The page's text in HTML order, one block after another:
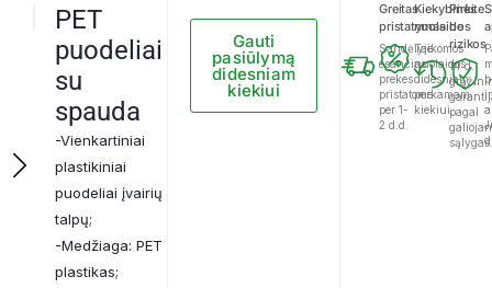
PET
puodeliai
su
spauda
-Vienkartiniai
plastikiniai
puodeliai įvairių
talpų;
-Medžiaga: PET
plastikas;
Gauti
pasiūlymą
didesniam
kiekiui
Greitas
pristatymas
Sandėlyje
esančias
prekes
pristatome
per 1-
2 d.d.
Kiekybinės
nuolaidos
Taikomos
nuolaidos
didesniam
perkamam
kiekiui.
Pirkite
be
rizikos
14 d.
pagal
sąlygas.
ir